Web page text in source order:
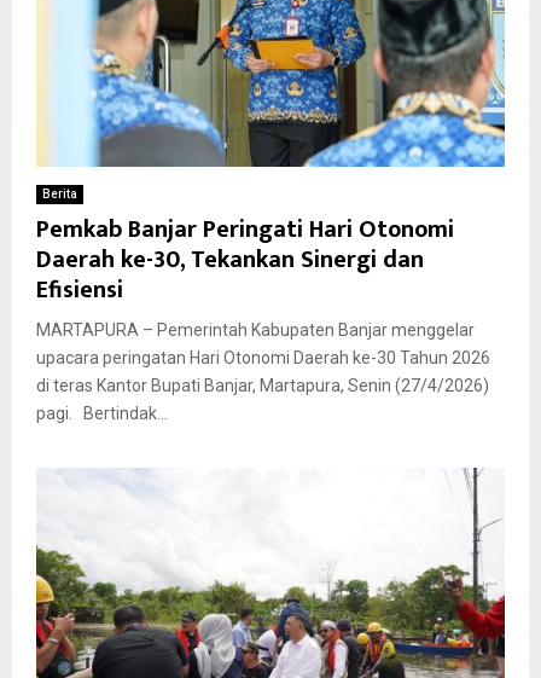
Berita
Pemkab Banjar Peringati Hari Otonomi
Daerah ke-30, Tekankan Sinergi dan
Efisiensi
MARTAPURA – Pemerintah Kabupaten Banjar menggelar
upacara peringatan Hari Otonomi Daerah ke-30 Tahun 2026
di teras Kantor Bupati Banjar, Martapura, Senin (27/4/2026)
pagi. Bertindak...